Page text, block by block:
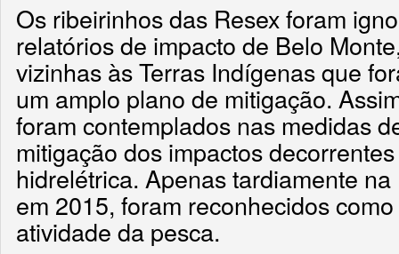
Os ribeirinhos das Resex foram
relatórios de impacto de Belo
vizinhas às Terras Indígenas que
um amplo plano de mitigação.
foram contemplados nas medidas
mitigação dos impactos
hidrelétrica. Apenas tardiamente
em 2015, foram reconhecidos
atividade da pesca.